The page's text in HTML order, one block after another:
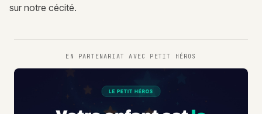
sur notre cécité.
EN PARTENARIAT AVEC PETIT HÉROS